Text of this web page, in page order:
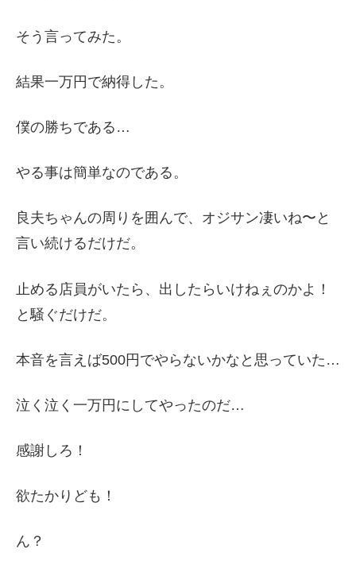
そう言ってみた。
結果一万円で納得した。
僕の勝ちである…
やる事は簡単なのである。
良夫ちゃんの周りを囲んで、オジサン凄いね〜と
言い続けるだけだ。
止める店員がいたら、出したらいけねぇのかよ！
と騒ぐだけだ。
本音を言えば500円でやらないかなと思っていた…
泣く泣く一万円にしてやったのだ…
感謝しろ！
欲たかりども！
ん？